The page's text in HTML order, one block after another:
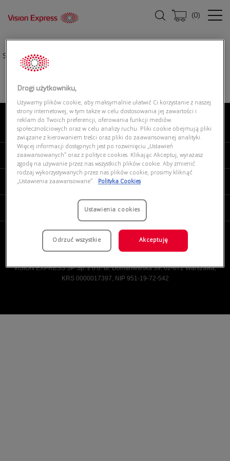
(0)
Strona główna|
O NAS
MOJE VISION EXPRESS
PRODUKTY I USŁUGI
VISION EXPRESS SP Sp. z o.o. ul. Domaniewska 39, 02-672 Warszawa,
KRS 0000017397, NIP 951-19-72-542
Drogi użytkowniku,
Używamy plików cookie, aby maksymalnie ułatwić Ci korzystanie z naszej
strony internetowej, w tym także w celu dostosowania jej zawartości i
reklam do Twoich preferencji, oferowania funkcji mediów
społecznościowych oraz w celu analizy ruchu. Pliki cookie obejmują pliki
związane z kierowaniem treści oraz pliki do zaawansowanej analityki.
Więcej informacji dostępnych jest po rozwinięciu „Ustawień
zaawansowanych” oraz z polityce cookies. Klikając Akceptuj, wyrażasz
zgodę na używanie przez nas wszystkich plików cookie. Aby zmienić
rodzaj wykorzystywanych przez nas plików cookie, prosimy kliknąć
„Ustawienia zaawansowane”.
Polityka Cookies
Ustawienia cookies
Odrzuć wszystkie Akceptuję